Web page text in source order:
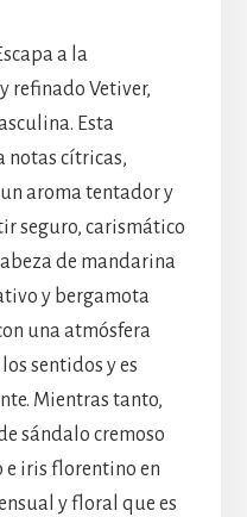
a la
refinado Vetiver,
Esta
notas cítricas,
aroma tentador y
seguro, carismático
de mandarina
y bergamota
una atmósfera
sentidos y es
Mientras tanto,
sándalo cremoso
e iris florentino en
y floral que es